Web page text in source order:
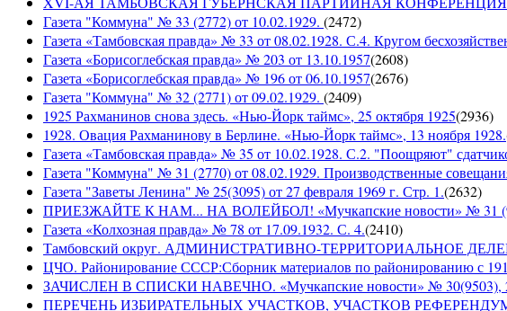
Газета "Коммуна" № 33 (2772) от 10.02.1929. (2472)
Газета «Тамбовская правда» № 33 от 08.02.1928. С.4. Кругом
Газета «Борисоглебская правда» № 203 от 13.10.1957(2608)
Газета «Борисоглебская правда» № 196 от 06.10.1957(2676)
Газета "Коммуна" № 32 (2771) от 09.02.1929. (2409)
1925 Рахманинов снова здесь. «Нью-Йорк таймс», 25 октября 1925(2936)
1928. Овация Рахманинову в Берлине. «Нью-Йорк таймс», 13 ноября 1928.
Газета «Тамбовская правда» № 35 от 10.02.1928. С.2. "Поощряют"
Газета "Коммуна" № 31 (2770) от 08.02.1929. Производственные
Газета "Заветы Ленина" № 25(3095) от 27 февраля 1969 г. Стр. 1.(2632)
ПРИЕЗЖАЙТЕ К НАМ... НА ВОЛЕЙБОЛ! «Мучкапские новости» № 31
Газета «Колхозная правда» № 78 от 17.09.1932. С. 4.(2410)
Тамбовский округ. АДМИНИСТРАТИВНО-ТЕРРИТОРИАЛЬНОЕ
ЦЧО. Районирование СССР:Сборник материалов по районированию с
ЗАЧИСЛЕН В СПИСКИ НАВЕЧНО. «Мучкапские новости» № 30(9503),
ПЕРЕЧЕНЬ ИЗБИРАТЕЛЬНЫХ УЧАСТКОВ, УЧАСТКОВ